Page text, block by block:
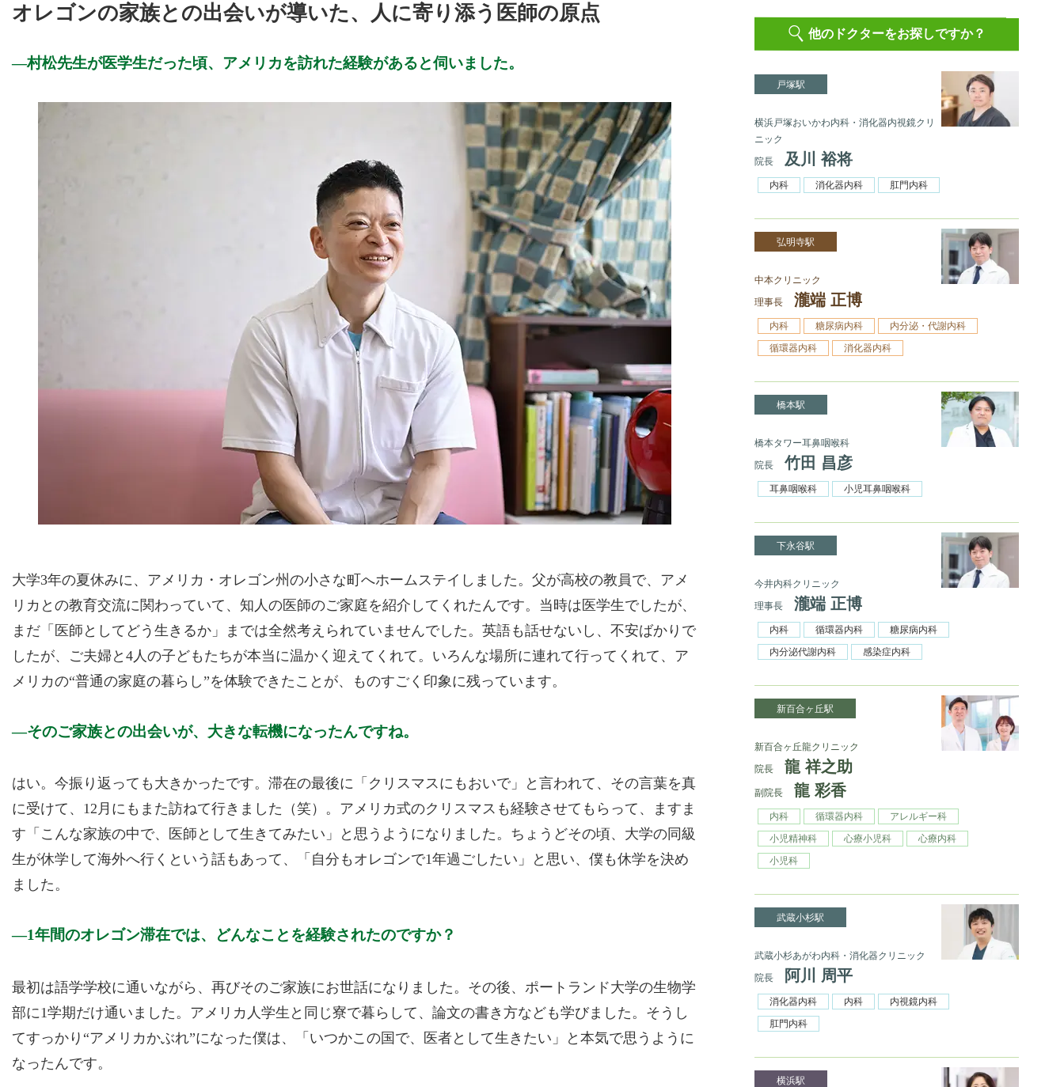
オレゴンの家族との出会いが導いた、人に寄り添う医師の原点
村松先生が医学生だった頃、アメリカを訪れた経験があると伺いました。
大学3年の夏休みに、アメリカ・オレゴン州の小さな町へホームステイしました。父が高校の教員で、アメ
リカとの教育交流に関わっていて、知人の医師のご家庭を紹介してくれたんです。当時は医学生でしたが、
まだ「医師としてどう生きるか」までは全然考えられていませんでした。英語も話せないし、不安ばかりで
したが、ご夫婦と4人の子どもたちが本当に温かく迎えてくれて。いろんな場所に連れて行ってくれて、ア
メリカの“普通の家庭の暮らし”を体験できたことが、ものすごく印象に残っています。
そのご家族との出会いが、大きな転機になったんですね。
はい。今振り返っても大きかったです。滞在の最後に「クリスマスにもおいで」と言われて、その言葉を真
に受けて、12月にもまた訪ねて行きました（笑）。アメリカ式のクリスマスも経験させてもらって、ますま
す「こんな家族の中で、医師として生きてみたい」と思うようになりました。ちょうどその頃、大学の同級
生が休学して海外へ行くという話もあって、「自分もオレゴンで1年過ごしたい」と思い、僕も休学を決め
ました。
1年間のオレゴン滞在では、どんなことを経験されたのですか？
最初は語学学校に通いながら、再びそのご家族にお世話になりました。その後、ポートランド大学の生物学
部に1学期だけ通いました。アメリカ人学生と同じ寮で暮らして、論文の書き方なども学びました。そうし
てすっかり“アメリカかぶれ”になった僕は、「いつかこの国で、医者として生きたい」と本気で思うように
なったんです。
他のドクターをお探しですか？
戸塚駅
横浜戸塚おいかわ内科・消化器内視鏡クリ
ニック
院長
及川 裕将
内科 消化器内科 肛門内科
弘明寺駅
中本クリニック
理事長
瀧端 正博
内科 糖尿病内科
内分泌・代謝内科
循環器内科
消化器内科
橋本駅
橋本タワー耳鼻咽喉科
院長
竹田 昌彦
耳鼻咽喉科 小児耳鼻咽喉科
下永谷駅
今井内科クリニック
理事長
瀧端 正博
内科 循環器内科
糖尿病内科
内分泌代謝内科
感染症内科
新百合ヶ丘駅
新百合ヶ丘龍クリニック
院長
龍 祥之助
副院長 龍 彩香
内科 循環器内科
アレルギー科
小児精神科
心療小児科
心療内科
小児科
武蔵小杉駅
武蔵小杉あがわ内科・消化器クリニック
院長
阿川 周平
消化器内科 内科
内視鏡内科
肛門内科
横浜駅